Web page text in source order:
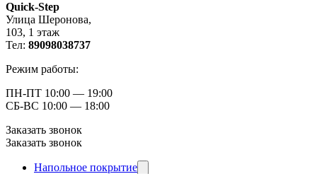
Quick-Step
​Улица Шеронова,
103, ​1 этаж
Тел: 89098038737
Режим работы:
ПН-ПТ 10:00 — 19:00
СБ-ВС 10:00 — 18:00
Заказать звонок
Заказать звонок
Напольное покрытие